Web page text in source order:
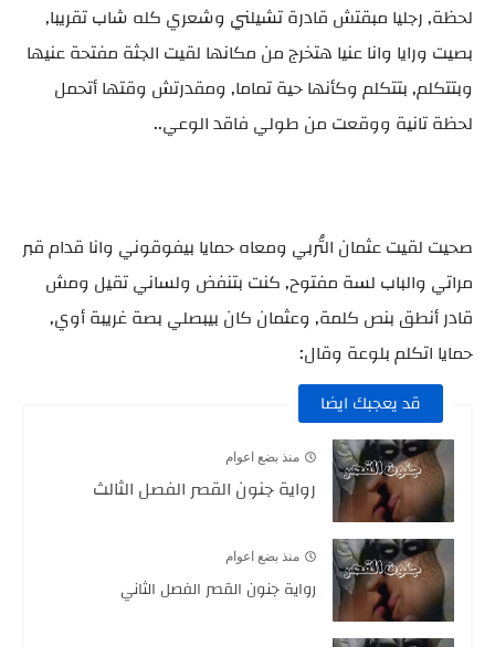
لحظة, رجليا مبقتش قادرة تشيلني وشعري كله شاب تقريبا,
بصيت ورايا وانا عنيا هتخرج من مكانها لقيت الجثة مفتحة عنيها
وبتتكلم, بتتكلم وكأنها حية تماما, ومقدرتش وقتها أتحمل
لحظة تانية ووقعت من طولي فاقد الوعي..
صحيت لقيت عثمان التُربي ومعاه حمايا بيفوقوني وانا قدام قبر
مراتي والباب لسة مفتوح, كنت بتنفض ولساني تقيل ومش
قادر أنطق بنص كلمة, وعثمان كان بيبصلي بصة غريبة أوي,
حمايا اتكلم بلوعة وقال:
قد يعجبك ايضا
منذ بضع اعوام
رواية جنون القصر الفصل الثالث
منذ بضع اعوام
رواية جنون القصر الفصل الثاني